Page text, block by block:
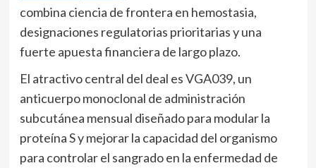
combina ciencia de frontera en hemostasia,
designaciones regulatorias prioritarias y una
fuerte apuesta financiera de largo plazo.
El atractivo central del deal es VGA039, un
anticuerpo monoclonal de administración
subcutánea mensual diseñado para modular la
proteína S y mejorar la capacidad del organismo
para controlar el sangrado en la enfermedad de